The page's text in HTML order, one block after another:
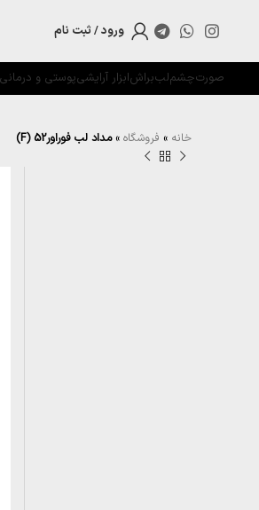
ورود / ثبت نام
صورتچشملببراشابزار آرایشیپوستی و درمانی
خانه » فروشگاه »مداد لب فوراور52 (F)